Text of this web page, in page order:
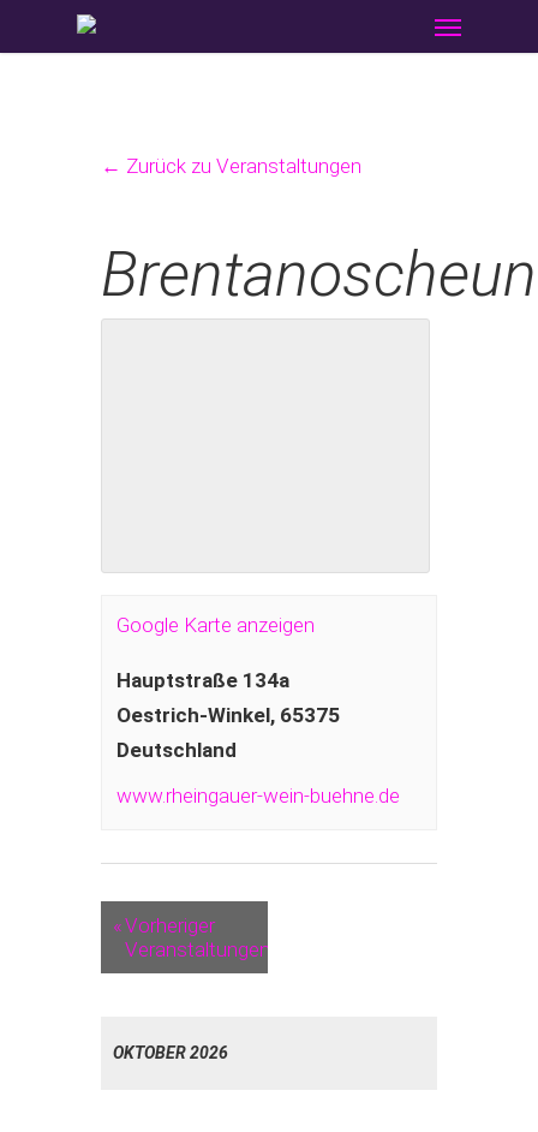
to
← Zurück zu Veranstaltungen
Google Karte anzeigen
Hauptstraße 134a
Oestrich-Winkel, 65375
Deutschland
www.rheingauer-wein-buehne.de
«Vorheriger
Veranstaltungen
OKTOBER 2026